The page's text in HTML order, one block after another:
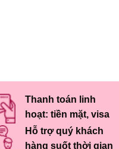
Thanh toán linh
hoạt: tiền mặt, visa
Hỗ trợ quý khách
hàng suốt thời gian